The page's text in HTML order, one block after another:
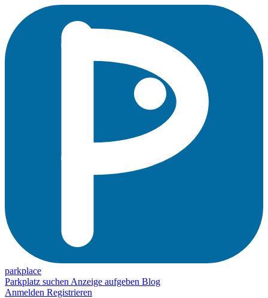
parkplace
Parkplatz suchen Anzeige aufgeben Blog
Anmelden Registrieren